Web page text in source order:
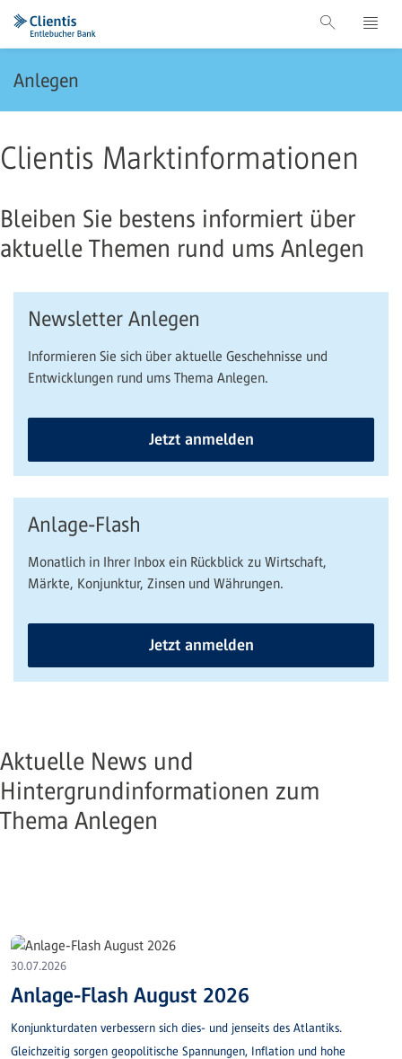
Anlegen
Clientis Marktinformationen
Bleiben Sie bestens informiert über
aktuelle Themen rund ums Anlegen
Newsletter Anlegen
Informieren Sie sich über aktuelle Geschehnisse und
Entwicklungen rund ums Thema Anlegen.
Jetzt anmelden
Anlage-Flash
Monatlich in Ihrer Inbox ein Rückblick zu Wirtschaft,
Märkte, Konjunktur, Zinsen und Währungen.
Jetzt anmelden
Aktuelle News und
Hintergrundinformationen zum
Thema Anlegen
30.07.2026
Anlage-Flash August 2026
Konjunkturdaten verbessern sich dies- und jenseits des Atlantiks.
Gleichzeitig sorgen geopolitische Spannungen, Inflation und hohe